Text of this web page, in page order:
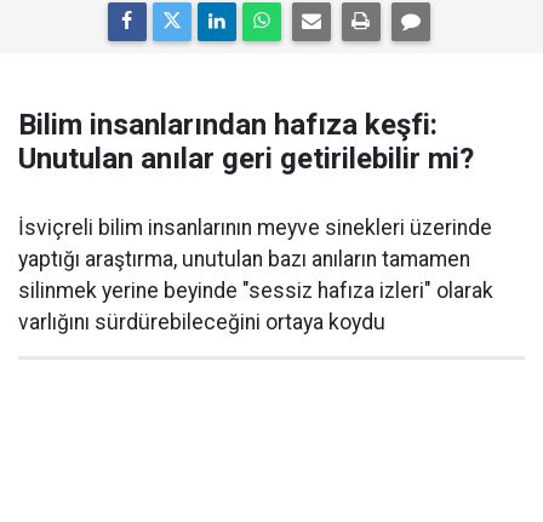
Bilim insanlarından hafıza keşfi:
Unutulan anılar geri getirilebilir mi?
İsviçreli bilim insanlarının meyve sinekleri üzerinde
yaptığı araştırma, unutulan bazı anıların tamamen
silinmek yerine beyinde "sessiz hafıza izleri" olarak
varlığını sürdürebileceğini ortaya koydu